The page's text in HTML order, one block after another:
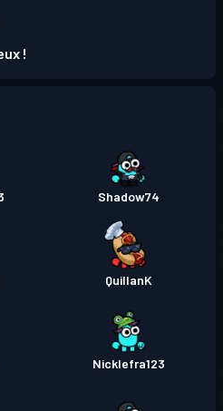
Niveau 1
Season 3
Niveau
13
Season 1 Niveau 3
!
Shadow74
QuillanK
Nicklefra123